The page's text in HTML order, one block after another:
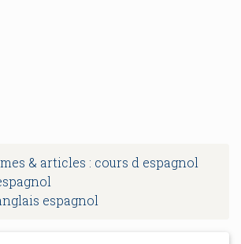
& articles : cours d espagnol
espagnol